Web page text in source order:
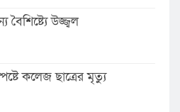
উজ্জ্বল
কলেজ ছাত্রের মৃত্যু